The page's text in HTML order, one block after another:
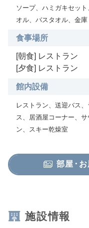
ソープ、ハミガキセッ
オル、バスタオル、金庫
食事場所
[朝食] レストラン
[夕食] レストラン
館内設備
レストラン、送迎バス
ス、居酒屋コーナー、
ン、スキー乾燥室
部屋･
施設情報